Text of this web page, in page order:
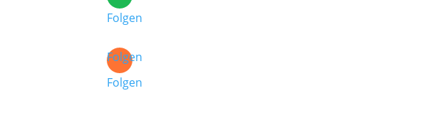
Folgen
Folgen
Folgen